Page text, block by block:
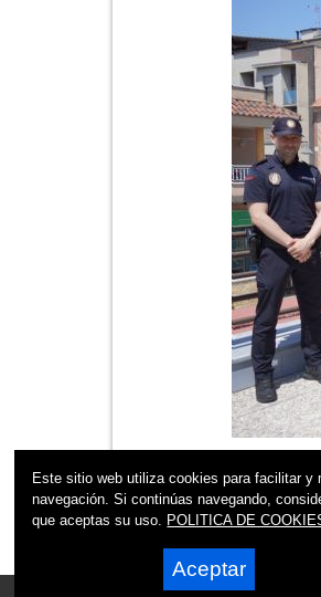
Este sitio web utiliza cookies para facilitar y
navegación. Si continúas navegando,
que aceptas su uso. POLITICA DE
Aceptar